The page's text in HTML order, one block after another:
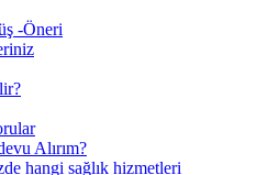
-Öneri
Alırım?
hangi sağlık hizmetleri